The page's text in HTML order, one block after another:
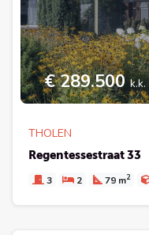
€ 289.500k.k.
THOLEN
Regentessestraat 33
3 2 79 m2